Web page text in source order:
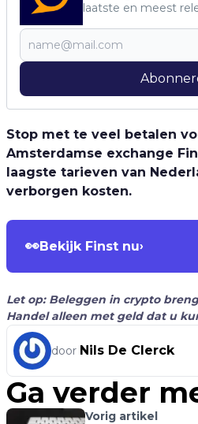
laatste en meest
Stop met te veel betalen
Amsterdamse exchange
laagste tarieven van
verborgen kosten.
👀Bekijk Finst nu›
Let op: Beleggen in crypto
Handel alleen met geld dat u
door Nils De Clerck
Ga verder
Vorig artikel